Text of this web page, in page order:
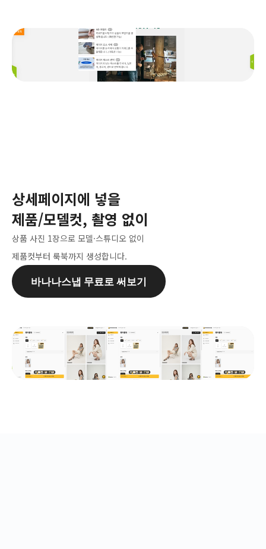
상세페이지에 넣을
제품/모델컷, 촬영 없이
상품 사진 1장으로 모델·스튜디오 없이
제품컷부터 룩북까지 생성합니다.
바나나스냅 무료로 써보기